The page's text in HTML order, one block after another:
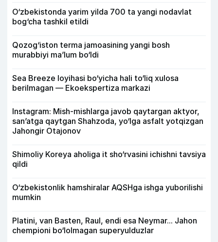
O‘zbekistonda yarim yilda 700 ta yangi nodavlat
bog‘cha tashkil etildi
Qozog‘iston terma jamoasining yangi bosh
murabbiyi ma’lum bo‘ldi
Sea Breeze loyihasi bo‘yicha hali to‘liq xulosa
berilmagan — Ekoekspertiza markazi
Instagram: Mish-mishlarga javob qaytargan aktyor,
san’atga qaytgan Shahzoda, yo‘lga asfalt yotqizgan
Jahongir Otajonov
Shimoliy Koreya aholiga it sho‘rvasini ichishni tavsiya
qildi
O‘zbekistonlik hamshiralar AQSHga ishga yuborilishi
mumkin
Platini, van Basten, Raul, endi esa Neymar... Jahon
chempioni bo‘lolmagan superyulduzlar